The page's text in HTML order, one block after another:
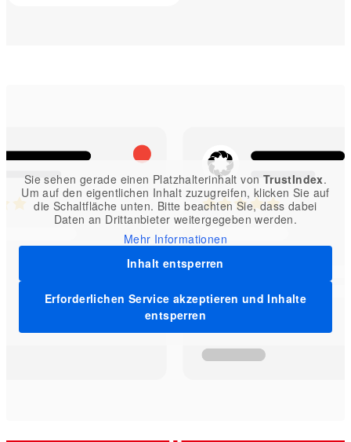
Sie sehen gerade einen Platzhalterinhalt von TrustIndex.
Um auf den eigentlichen Inhalt zuzugreifen, klicken Sie auf
die Schaltfläche unten. Bitte beachten Sie, dass dabei
Daten an Drittanbieter weitergegeben werden.
Mehr Informationen
Inhalt entsperren
Erforderlichen Service akzeptieren und Inhalte
entsperren